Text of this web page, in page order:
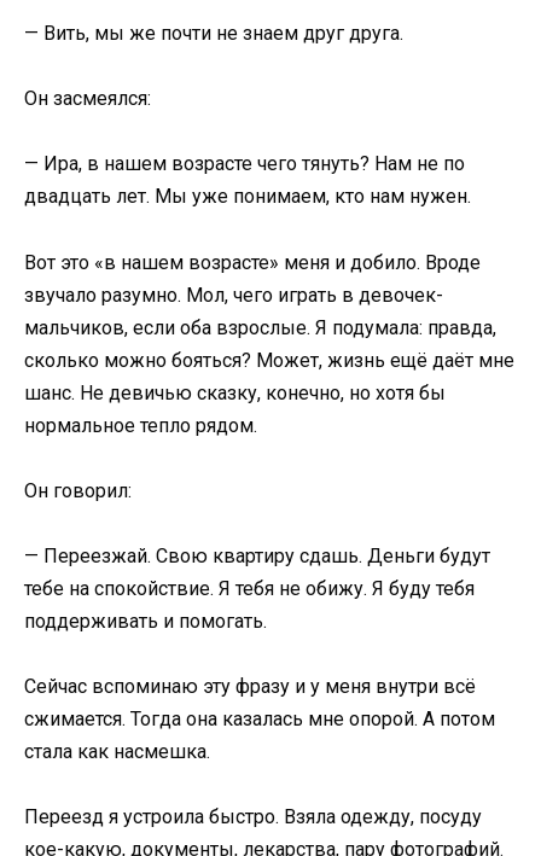
— Вить, мы же почти не знаем друг друга.
Он засмеялся:
— Ира, в нашем возрасте чего тянуть? Нам не по
двадцать лет. Мы уже понимаем, кто нам нужен.
Вот это «в нашем возрасте» меня и добило. Вроде
звучало разумно. Мол, чего играть в девочек-
мальчиков, если оба взрослые. Я подумала: правда,
сколько можно бояться? Может, жизнь ещё даёт мне
шанс. Не девичью сказку, конечно, но хотя бы
нормальное тепло рядом.
Он говорил:
— Переезжай. Свою квартиру сдашь. Деньги будут
тебе на спокойствие. Я тебя не обижу. Я буду тебя
поддерживать и помогать.
Сейчас вспоминаю эту фразу и у меня внутри всё
сжимается. Тогда она казалась мне опорой. А потом
стала как насмешка.
Переезд я устроила быстро. Взяла одежду, посуду
кое-какую, документы, лекарства, пару фотографий.